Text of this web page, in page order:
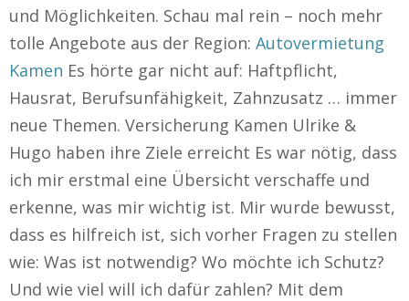
und Möglichkeiten. Schau mal rein – noch mehr
tolle Angebote aus der Region: Autovermietung
Kamen Es hörte gar nicht auf: Haftpflicht,
Hausrat, Berufsunfähigkeit, Zahnzusatz … immer
neue Themen. Versicherung Kamen Ulrike &
Hugo haben ihre Ziele erreicht Es war nötig, dass
ich mir erstmal eine Übersicht verschaffe und
erkenne, was mir wichtig ist. Mir wurde bewusst,
dass es hilfreich ist, sich vorher Fragen zu stellen
wie: Was ist notwendig? Wo möchte ich Schutz?
Und wie viel will ich dafür zahlen? Mit dem